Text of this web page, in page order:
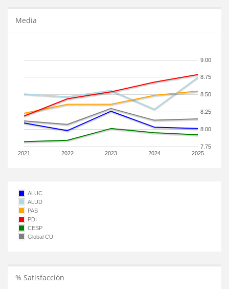
Media
2021 2022 2023 2024 2025
7.75
8.00
8.25
8.50
8.75
9.00
ALUC
ALUD
PAS
PDI
CESP
Global CU
% Satisfacción